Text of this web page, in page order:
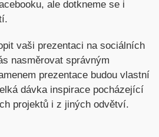
ale dotkneme se i
vaši prezentaci na sociálních
nasměrovat správným
prezentace budou vlastní
dávka inspirace pocházející
projektů i z jiných odvětví.